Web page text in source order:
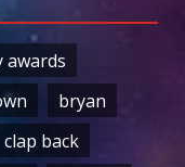
awards
bryan
clap back